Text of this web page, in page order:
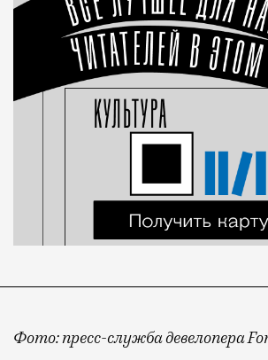
Фото: пресс-служба девелопера